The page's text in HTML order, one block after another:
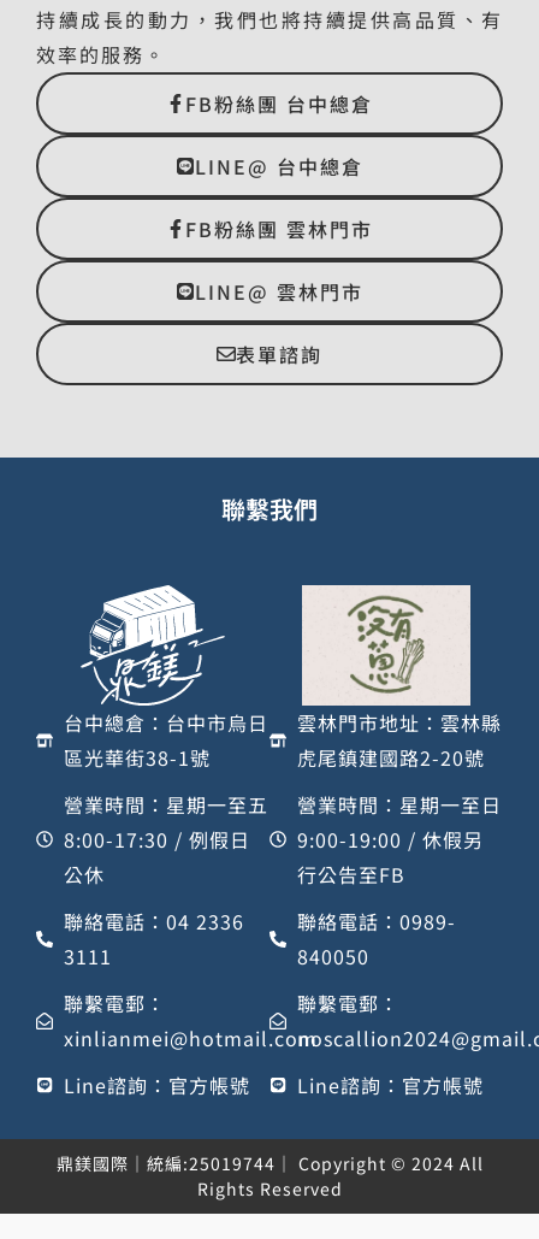
持續成長的動力，我們也將持續提供高品質、有
效率的服務。
FB粉絲團 台中總倉
LINE@ 台中總倉
FB粉絲團 雲林門市
LINE@ 雲林門市
表單諮詢
聯繫我們
台中總倉：台中市烏日
區光華街38-1號
營業時間：星期一至五
8:00-17:30 / 例假日
公休
聯絡電話：04 2336
3111
聯繫電郵：
xinlianmei@hotmail.com
Line諮詢：官方帳號
雲林門市地址：雲林縣
虎尾鎮建國路2-20號
營業時間：星期一至日
9:00-19:00 / 休假另
行公告至FB
聯絡電話：0989-
840050
聯繫電郵：
Line諮詢：官方帳號
鼎鎂國際｜統編:25019744｜ Copyright © 2024 All
Rights Reserved